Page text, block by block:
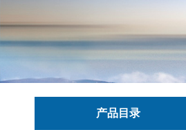
产品目录